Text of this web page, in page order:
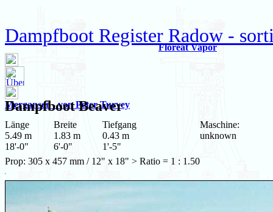
Dampfboot Register Radow -
Floreat Vapor
Merganser - von Peter Turvey
DampfbootBeaver
Länge
5.49 m
18'-0"
Breite
1.83 m
6'-0"
Tiefgang
0.43 m
1'-5"
Maschine:
unknown
Prop: 305 x 457 mm / 12" x 18" > Ratio = 1 : 1.50